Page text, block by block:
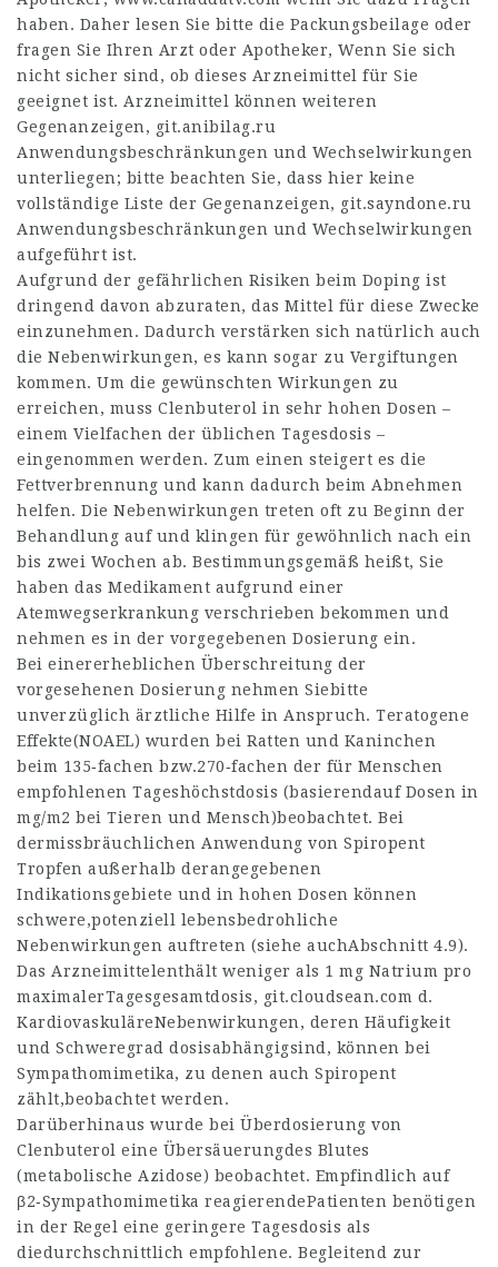
haben. Daher lesen Sie bitte die Packungsbeilage oder
fragen Sie Ihren Arzt oder Apotheker, Wenn Sie sich
nicht sicher sind, ob dieses Arzneimittel für Sie
geeignet ist. Arzneimittel können weiteren
Gegenanzeigen, git.anibilag.ru
Anwendungsbeschränkungen und Wechselwirkungen
unterliegen; bitte beachten Sie, dass hier keine
vollständige Liste der Gegenanzeigen, git.sayndone.ru
Anwendungsbeschränkungen und Wechselwirkungen
aufgeführt ist.
Aufgrund der gefährlichen Risiken beim Doping ist
dringend davon abzuraten, das Mittel für diese Zwecke
einzunehmen. Dadurch verstärken sich natürlich auch
die Nebenwirkungen, es kann sogar zu Vergiftungen
kommen. Um die gewünschten Wirkungen zu
erreichen, muss Clenbuterol in sehr hohen Dosen –
einem Vielfachen der üblichen Tagesdosis –
eingenommen werden. Zum einen steigert es die
Fettverbrennung und kann dadurch beim Abnehmen
helfen. Die Nebenwirkungen treten oft zu Beginn der
Behandlung auf und klingen für gewöhnlich nach ein
bis zwei Wochen ab. Bestimmungsgemäß heißt, Sie
haben das Medikament aufgrund einer
Atemwegserkrankung verschrieben bekommen und
nehmen es in der vorgegebenen Dosierung ein.
Bei einererheblichen Überschreitung der
vorgesehenen Dosierung nehmen Siebitte
unverzüglich ärztliche Hilfe in Anspruch. Teratogene
Effekte(NOAEL) wurden bei Ratten und Kaninchen
beim 135‑fachen bzw.270‑fachen der für Menschen
empfohlenen Tageshöchstdosis (basierendauf Dosen in
mg/m2 bei Tieren und Mensch)beobachtet. Bei
dermissbräuchlichen Anwendung von Spiropent
Tropfen außerhalb derangegebenen
Indikationsgebiete und in hohen Dosen können
schwere,potenziell lebensbedrohliche
Nebenwirkungen auftreten (siehe auchAbschnitt 4.9).
Das Arzneimittelenthält weniger als 1 mg Natrium pro
maximalerTagesgesamtdosis, git.cloudsean.com d.
KardiovaskuläreNebenwirkungen, deren Häufigkeit
und Schweregrad dosisabhängigsind, können bei
Sympathomimetika, zu denen auch Spiropent
zählt,beobachtet werden.
Darüberhinaus wurde bei Überdosierung von
Clenbuterol eine Übersäuerungdes Blutes
(metabolische Azidose) beobachtet. Empfindlich auf
β2‑Sympathomimetika reagierendePatienten benötigen
in der Regel eine geringere Tagesdosis als
diedurchschnittlich empfohlene. Begleitend zur